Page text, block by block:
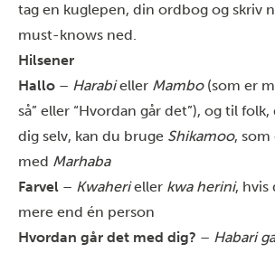
tag en kuglepen, din ordbog og skriv
must-knows ned.
Hilsener
Hallo – Harabieller Mambo(som er
så” eller “Hvordan går det”), og til folk,
dig selv, kan du bruge Shikamoo, som
med Marhaba
Farvel – Kwaherieller kwa herini, hvis
mere end én person
Hvordan går det med dig? – Habari